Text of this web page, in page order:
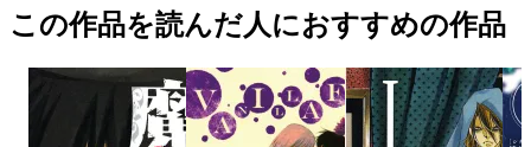
この作品を読んだ人におすすめの作品